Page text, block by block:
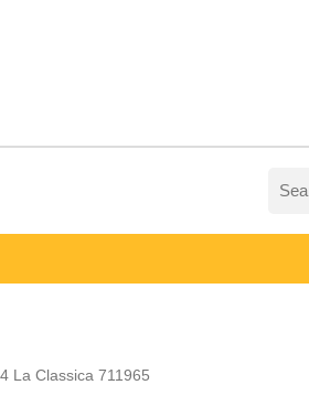
for:
La Classica 711965